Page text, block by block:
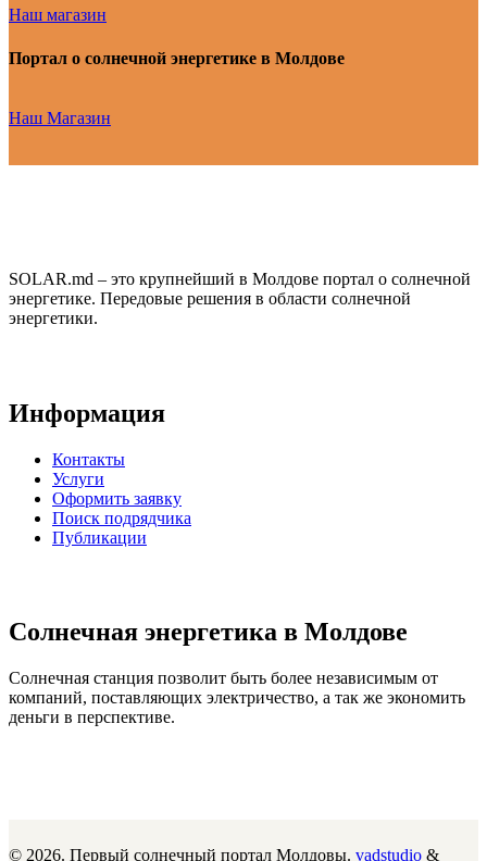
Наш магазин
Портал о солнечной энергетике в Молдове
Наш Магазин
SOLAR.md – это крупнейший в Молдове портал о солнечной
энергетике. Передовые решения в области солнечной
энергетики.
Информация
Контакты
Услуги
Оформить заявку
Поиск подрядчика
Публикации
Солнечная энергетика в Молдове
Солнечная станция позволит быть более независимым от
компаний, поставляющих электричество, а так же экономить
деньги в перспективе.
© 2026. Первый солнечный портал Молдовы. vadstudio &